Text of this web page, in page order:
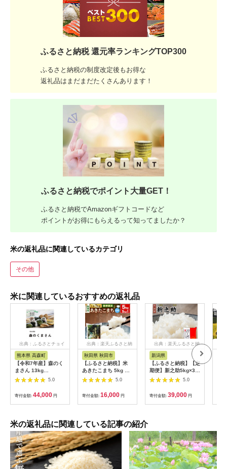
ふるさと納税 還元率ランキングTOP300
ふるさと納税の制度改定後もお得な
返礼品はまだまだたくさんあります！
ふるさと納税でポイント大量GET！
ふるさと納税でAmazonギフトコードなど
ポイントがお得にもらえるって知ってましたか？
米の返礼品に関連しているカテゴリ
その他
米に関連しているおすすめの返礼品
出典：ふるさとチョイ
熊本県 高森町
【令和7年産】森のく
まさん 13kg
(6.5kg×2袋) 【2025
年10月上旬より順次
発送開始】 ブレンド
米 お米 白米 米 おす
すめ 人気 ランキング
5.0
寄付金額: 44,000 円
出典：楽天ふるさと納
秋田県 秋田市
【ふるさと納税】米
あきたこまち 5kg 令
和7年産 白米 田口商
店 農家直送 秋田県産
[米 あきたこまち 白米
秋田県産]
5.0
寄付金額: 16,000 円
出典：楽天ふるさと納
新潟県
【ふるさと納税】【定
期便】新之助5kg×3ヶ
月連続お届け 米 お
米 新潟 新潟県 | お
米 こめ 白米 食品 人
気 おすすめ 送料無料
5.0
寄付金額: 39,000 円
米の返礼品に関連している記事の紹介